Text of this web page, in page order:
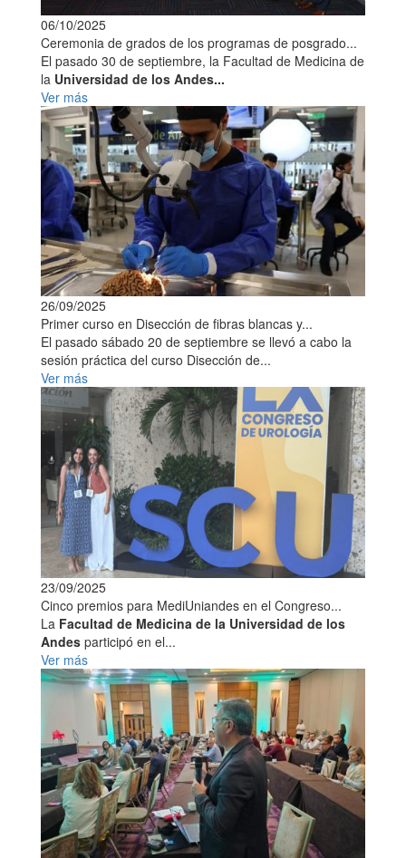
06/10/2025
Ceremonia de grados de los programas de posgrado...
El pasado 30 de septiembre, la Facultad de Medicina de
la Universidad de los Andes...
Ver más
26/09/2025
Primer curso en Disección de fibras blancas y...
El pasado sábado 20 de septiembre se llevó a cabo la
sesión práctica del curso Disección de...
Ver más
23/09/2025
Cinco premios para MediUniandes en el Congreso...
La Facultad de Medicina de la Universidad de los
Andes participó en el...
Ver más